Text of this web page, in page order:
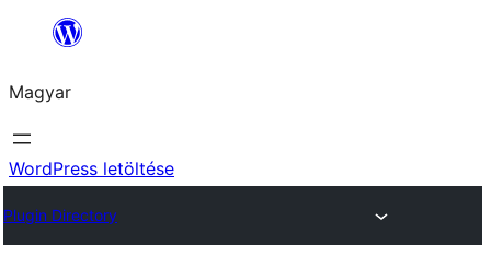
Ugrás
tartalomhoz
Magyar
WordPress letöltése
Plugin Directory